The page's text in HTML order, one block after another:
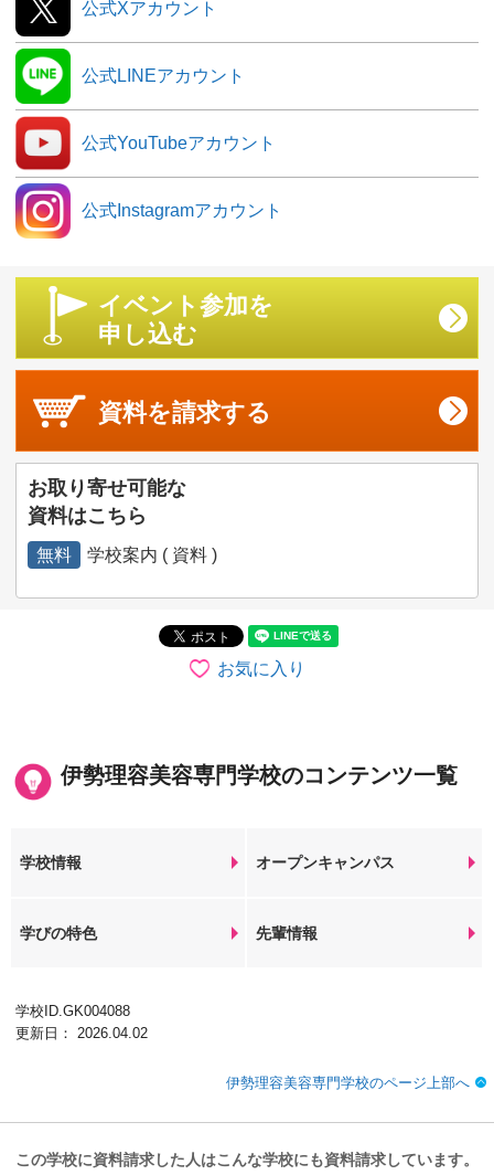
公式Xアカウント
公式LINEアカウント
公式YouTubeアカウント
公式Instagramアカウント
イベント参加を
申し込む
資料を請求する
お取り寄せ可能な
資料はこちら
無料 学校案内 ( 資料 )
お気に入り
伊勢理容美容専門学校のコンテンツ一覧
学校情報 オープンキャンパス
学びの特色 先輩情報
学校ID.GK004088
更新日： 2026.04.02
伊勢理容美容専門学校のページ上部へ
この学校に資料請求した人はこんな学校にも資料請求しています。